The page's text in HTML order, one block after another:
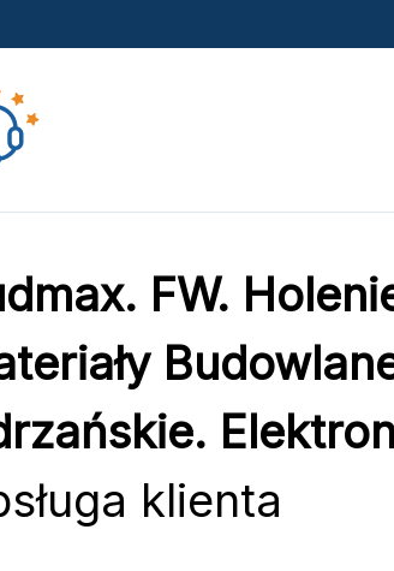
FW.
klienta